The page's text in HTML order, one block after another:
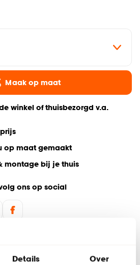
Details Over
Maak op maat
winkel of thuisbezorgd v.a.
op maat gemaakt
montage bij je thuis
ons op social
het voor je!
advies aan huis